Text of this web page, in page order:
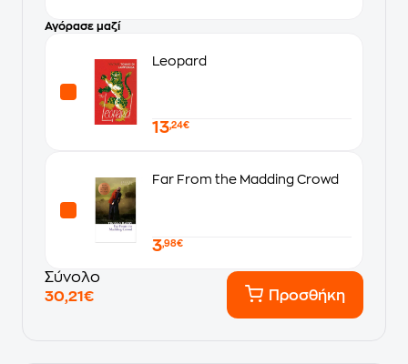
Αγόρασε μαζί
Leopard
13,24€
Far From the Madding Crowd
3,98€
Σύνολο
30,21€
Προσθήκη